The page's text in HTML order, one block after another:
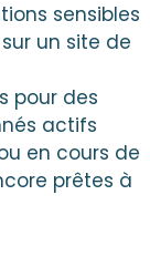
sensibles
un site de
pour des
actifs
en cours de
prêtes à